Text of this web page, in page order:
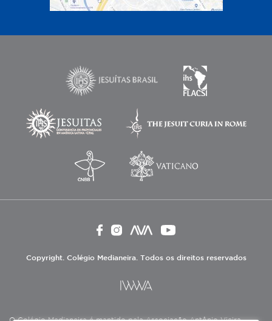
Copyright. Colégio Medianeira. Todos os direitos reservados